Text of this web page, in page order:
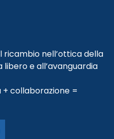
nell’ottica della
libero e all’avanguardia
collaborazione =